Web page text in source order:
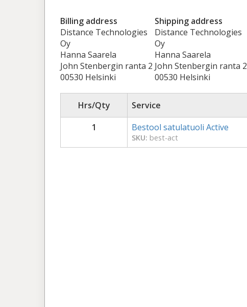
Billing address
Distance Technologies
Oy
Hanna Saarela
John Stenbergin ranta 2
00530 Helsinki
Shipping address
Distance Technologies
Oy
Hanna Saarela
John Stenbergin ranta 2
00530 Helsinki
Hrs/Qty Service
1
Bestool satulatuoli Active
SKU: best-act